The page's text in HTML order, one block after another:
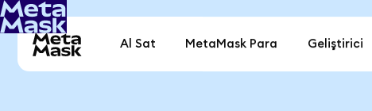
Al Sat MetaMask Para Geliştirici